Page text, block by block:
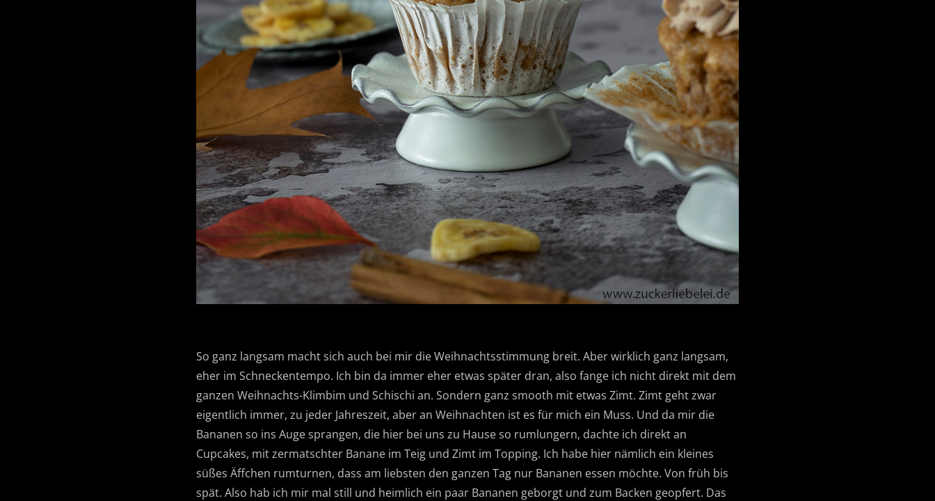
So ganz langsam macht sich auch bei mir die Weihnachtsstimmung breit. Aber wirklich ganz langsam,
eher im Schneckentempo. Ich bin da immer eher etwas später dran, also fange ich nicht direkt mit dem
ganzen Weihnachts-Klimbim und Schischi an. Sondern ganz smooth mit etwas Zimt. Zimt geht zwar
eigentlich immer, zu jeder Jahreszeit, aber an Weihnachten ist es für mich ein Muss. Und da mir die
Bananen so ins Auge sprangen, die hier bei uns zu Hause so rumlungern, dachte ich direkt an
Cupcakes, mit zermatschter Banane im Teig und Zimt im Topping. Ich habe hier nämlich ein kleines
süßes Äffchen rumturnen, dass am liebsten den ganzen Tag nur Bananen essen möchte. Von früh bis
spät. Also hab ich mir mal still und heimlich ein paar Bananen geborgt und zum Backen geopfert. Das